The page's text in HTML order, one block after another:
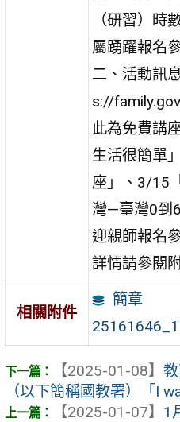
（研習）時
屬踴躍報名
二、活動訊
s://
此為免費講
生活很簡單
座」、3/15
灣—臺灣0到
迎親師報名
詳情請參閱
相關附件
簡章
【2025-01-08】
（以下簡稱國教署）「I
【2025-01-07】 1